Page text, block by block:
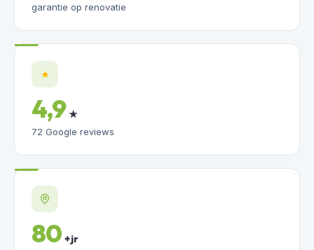
garantie op renovatie
4,9 ★
72 Google reviews
80 + jr